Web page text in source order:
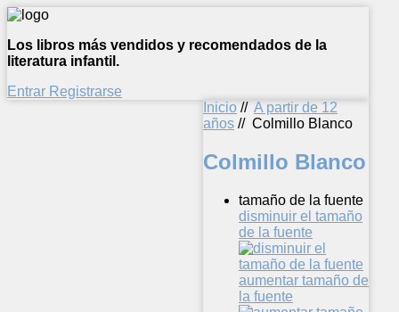
Los libros más vendidos y recomendados de la
literatura infantil.
Entrar Registrarse
Inicio // A partir de 12
años // Colmillo Blanco
Colmillo Blanco
tamaño de la fuente
disminuir el tamaño
de la fuente
aumentar tamaño de
la fuente